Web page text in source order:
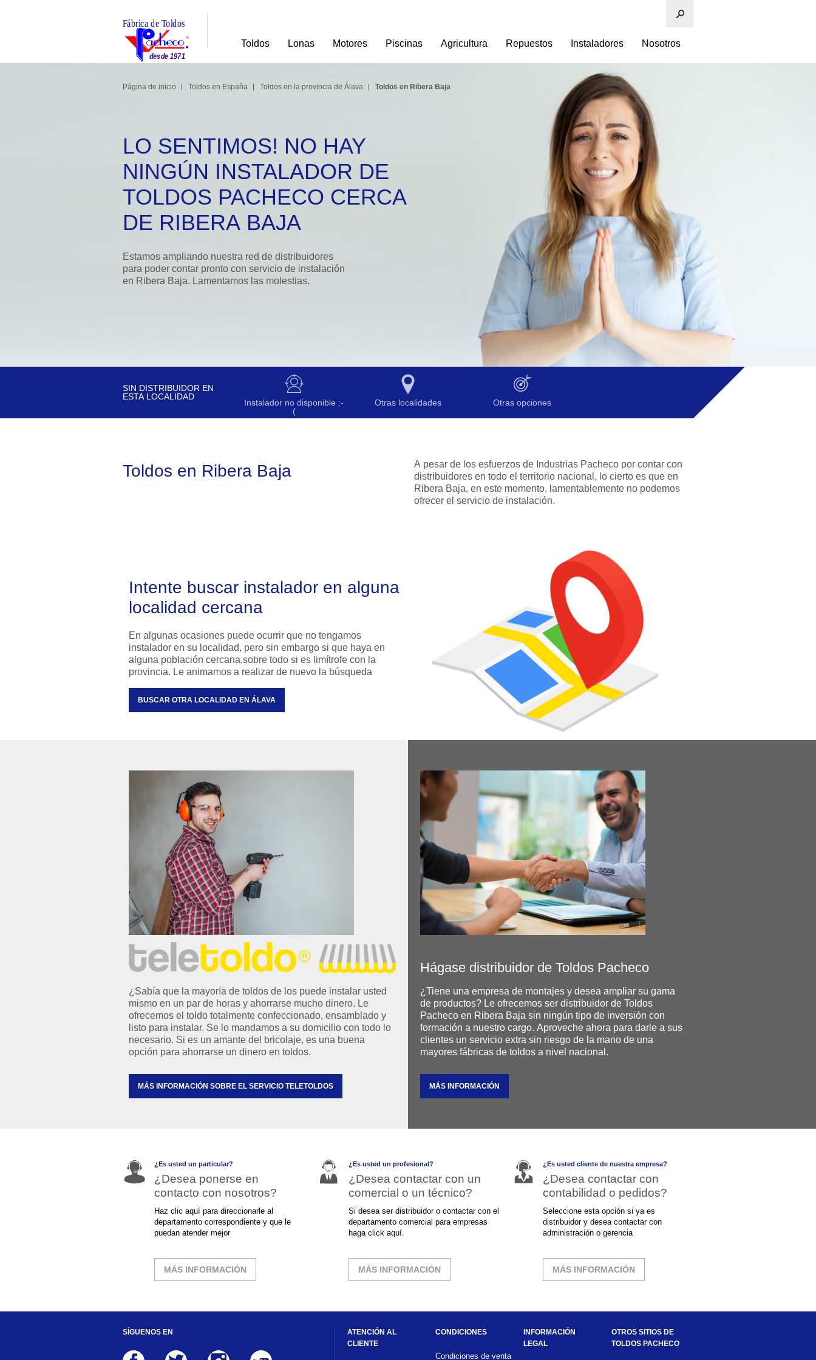
Toldos Lonas Motores Piscinas Agricultura Repuestos Instaladores Nosotros
Página de inicio Toldos en España Toldos en la provincia de Álava Toldos en Ribera Baja
LO SENTIMOS! NO HAY
NINGÚN INSTALADOR DE
TOLDOS PACHECO CERCA
DE RIBERA BAJA
Estamos ampliando nuestra red de distribuidores
para poder contar pronto con servicio de instalación
en Ribera Baja. Lamentamos las molestias.
SIN DISTRIBUIDOR EN
ESTA LOCALIDAD
Instalador no disponible :-
(
Otras localidades Otras opciones
Toldos en Ribera Baja
A pesar de los esfuerzos de Industrias Pacheco por contar con
distribuidores en todo el territorio nacional, lo cierto es que en
Ribera Baja, en este momento, lamentablemente no podemos
ofrecer el servicio de instalación.
Intente buscar instalador en alguna
localidad cercana
En algunas ocasiones puede ocurrir que no tengamos
instalador en su localidad, pero sin embargo si que haya en
alguna población cercana,sobre todo si es limítrofe con la
provincia. Le animamos a realizar de nuevo la búsqueda
BUSCAR OTRA LOCALIDAD EN ÁLAVA
¿Sabía que la mayoría de toldos de los puede instalar usted
mismo en un par de horas y ahorrarse mucho dinero. Le
ofrecemos el toldo totalmente confeccionado, ensamblado y
listo para instalar. Se lo mandamos a su domicilio con todo lo
necesario. Si es un amante del bricolaje, es una buena
opción para ahorrarse un dinero en toldos.
MÁS INFORMACIÓN SOBRE EL SERVICIO TELETOLDOS
Hágase distribuidor de Toldos Pacheco
¿Tiene una empresa de montajes y desea ampliar su gama
de productos? Le ofrecemos ser distribuidor de Toldos
Pacheco en Ribera Baja sin ningún tipo de inversión con
formación a nuestro cargo. Aproveche ahora para darle a sus
clientes un servicio extra sin riesgo de la mano de una
mayores fábricas de toldos a nivel nacional.
MÁS INFORMACIÓN
¿Es usted un particular?
¿Desea ponerse en
contacto con nosotros?
Haz clic aquí para direccionarle al
departamento correspondiente y que le
puedan atender mejor
MÁS INFORMACIÓN
¿Es usted un profesional?
¿Desea contactar con un
comercial o un técnico?
Si desea ser distribuidor o contactar con el
departamento comercial para empresas
haga click aquí.
MÁS INFORMACIÓN
¿Es usted cliente de nuestra empresa?
¿Desea contactar con
contabilidad o pedidos?
Seleccione esta opción si ya es
distribuidor y desea contactar con
administración o gerencia
MÁS INFORMACIÓN
SÍGUENOS EN
ATENCIÓN AL
CLIENTE
CONDICIONES
Condiciones de venta
INFORMACIÓN
LEGAL
OTROS SITIOS DE
TOLDOS PACHECO